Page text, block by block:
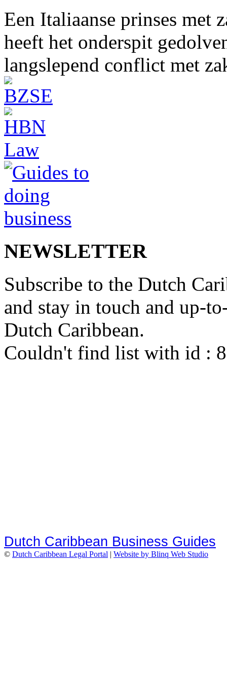
Een Italiaanse prinses met
heeft het onderspit
langslepend conflict met
NEWSLETTER
Subscribe to the Dutch
and stay in touch and up-
Dutch Caribbean.
Couldn't find list with id :
Dutch Caribbean Business Guides
© Dutch Caribbean Legal Portal | Website by Blinq Web Studio